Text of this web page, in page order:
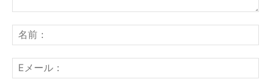
ン
ト：
前
メ